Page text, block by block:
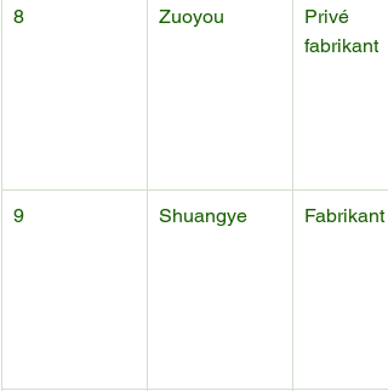
8 Zuoyou
Privé
fabrikant
9 Shuangye Fabrikant